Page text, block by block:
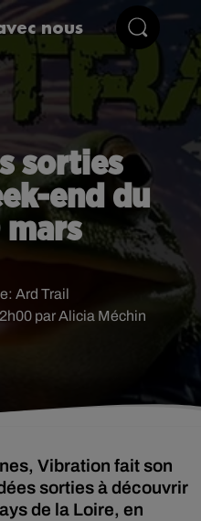
nous
sorties
end du
mars
par Alicia Méchin
Ard Trail
Vibration fait son
sorties à découvrir
de la Loire, en